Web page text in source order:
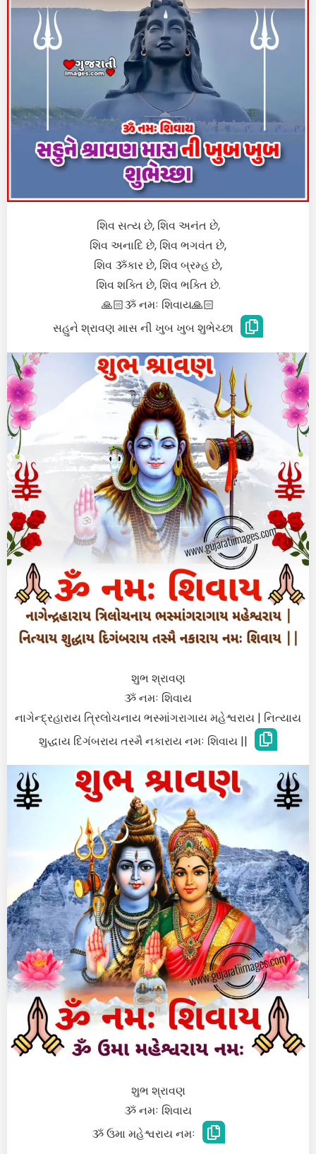
શિવ સત્ય છે, શિવ અનંત છે,
શિવ અનાદિ છે, શિવ ભગવંત છે,
શિવ ૐકાર છે, શિવ બ્રમ્હ છે,
શિવ શક્તિ છે, શિવ ભક્તિ છે.
🙏🏻ૐ નમઃ શિવાય🙏🏻
સહુને શ્રાવણ માસ ની ખુબ ખુબ શુભેચ્છા
શુભ શ્રાવણ
ૐ નમઃ શિવાય
નાગેન્દ્રહારાય ત્રિલોચનાય ભસ્માંગરાગાય મહેશ્વરાય | નિત્યાય
શુદ્ધાય દિગંબરાય તસ્મૈ નકારાય નમઃ શિવાય ||
શુભ શ્રાવણ
ૐ નમઃ શિવાય
ૐ ઉમા મહેશ્વરાય નમઃ